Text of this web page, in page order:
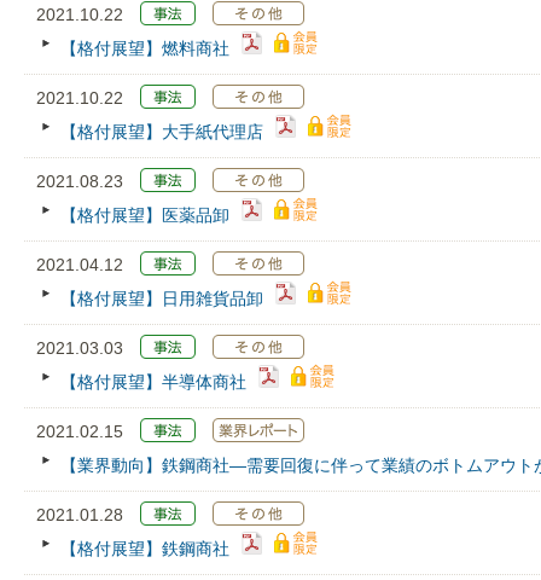
2021.10.22
【格付展望】燃料商社
2021.10.22
【格付展望】大手紙代理店
2021.08.23
【格付展望】医薬品卸
2021.04.12
【格付展望】日用雑貨品卸
2021.03.03
【格付展望】半導体商社
2021.02.15
【業界動向】鉄鋼商社―需要回復に伴って業績のボトムアウ
2021.01.28
【格付展望】鉄鋼商社